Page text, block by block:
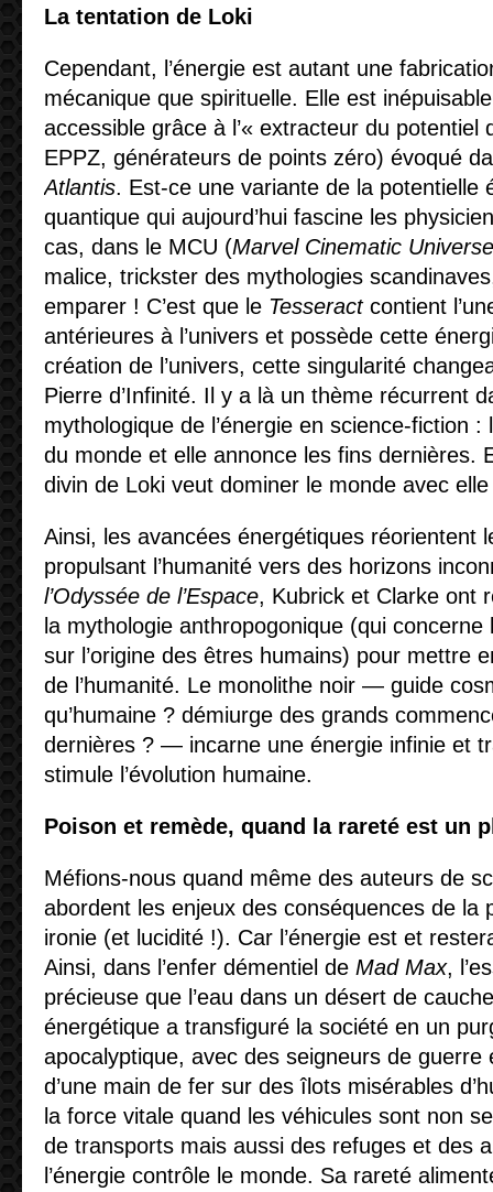
La tentation de Loki
Cependant, l’énergie est autant une
mécanique que spirituelle. Elle est inépuisable
accessible grâce à l’« extracteur du potentiel
EPPZ, générateurs de points zéro) évoqué
Atlantis. Est-ce une variante de la potentielle
quantique qui aujourd’hui fascine les
cas, dans le MCU (Marvel Cinematic Universe
malice, trickster des mythologies
emparer ! C’est que le Tesseractcontient
antérieures à l’univers et possède cette
création de l’univers, cette singularité
Pierre d’Infinité. Il y a là un thème récurrent
mythologique de l’énergie en science-fiction :
du monde et elle annonce les fins dernières.
divin de Loki veut dominer le monde avec
Ainsi, les avancées énergétiques réorientent
propulsant l’humanité vers des horizons
l’Odyssée de l’Espace, Kubrick et Clarke ont
la mythologie anthropogonique (qui
sur l’origine des êtres humains) pour mettre
de l’humanité. Le monolithe noir — guide
qu’humaine ? démiurge des grands
dernières ? — incarne une énergie infinie et
stimule l’évolution humaine.
Poison et remède, quand la rareté est un
Méfions-nous quand même des auteurs de
abordent les enjeux des conséquences de la
ironie (et lucidité !). Car l’énergie est et
Ainsi, dans l’enfer démentiel de Mad Max,
précieuse que l’eau dans un désert de
énergétique a transfiguré la société en un
apocalyptique, avec des seigneurs de guerre
d’une main de fer sur des îlots misérables
la force vitale quand les véhicules sont non
de transports mais aussi des refuges et des
l’énergie contrôle le monde. Sa rareté